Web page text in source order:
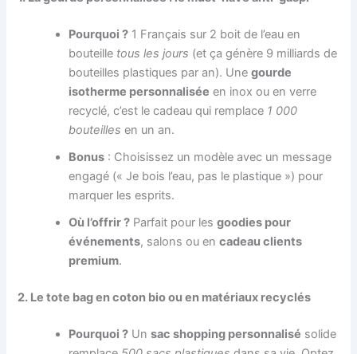
Pourquoi ? 1 Français sur 2 boit de l’eau en
bouteille tous les jours (et ça génère 9 milliards de
bouteilles plastiques par an). Unegourde
isotherme personnalisée en inox ou en verre
recyclé, c’est le cadeau qui remplace 1 000
bouteilles en un an.
Bonus : Choisissez un modèle avec un message
engagé (« Je bois l’eau, pas le plastique ») pour
marquer les esprits.
Où l’offrir ? Parfait pour lesgoodies pour
événements, salons ou encadeau clients
premium.
2. Le tote bag en coton bio ou en matériaux recyclés
Pourquoi ? Unsac shopping personnalisé solide